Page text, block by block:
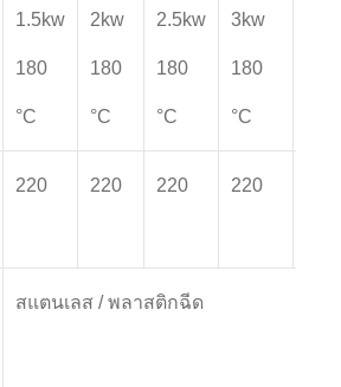
1.5kw
180
°C
2kw
180
°C
2.5kw
180
°C
3kw
180
°C
220 220 220 220
สแตนเลส / พลาสติกฉีด